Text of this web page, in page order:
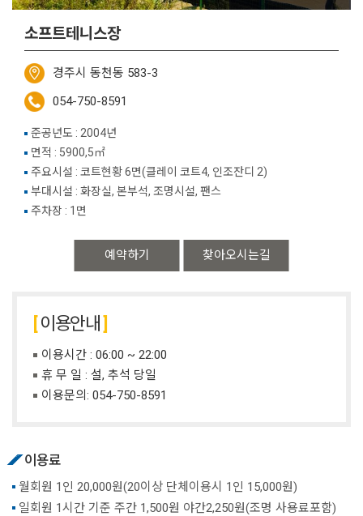
소프트테니스장
경주시 동천동 583-3
054-750-8591
예약하기 찾아오시는길
준공년도 : 2004년
면적 : 5900,5㎡
주요시설 : 코트현황 6면(클레이 코트4, 인조잔디 2)
부대시설 : 화장실, 본부석, 조명시설, 팬스
주차장 : 1면
이용안내
이용시간 : 06:00 ~ 22:00
휴 무 일 : 설, 추석 당일
이용문의: 054-750-8591
이용료
월회원 1인 20,000원(20이상 단체이용시 1인 15,000원)
일회원 1시간 기준 주간 1,500원 야간2,250원(조명 사용료포함)